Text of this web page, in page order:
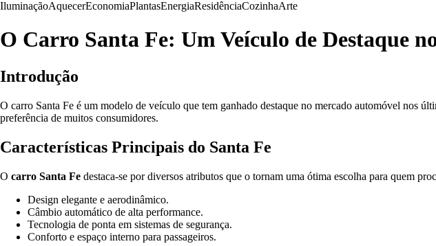
IluminaçãoAquecerEconomiaPlantasEnergiaResidênciaCozinhaArte
O Carro Santa Fe: Um Veículo de Destaque
Introdução
O carro Santa Fe é um modelo de veículo que tem ganhado destaque no mercado automóvel nos
preferência de muitos consumidores.
Características Principais do Santa Fe
O carro Santa Fe destaca-se por diversos atributos que o tornam uma ótima escolha para quem
Design elegante e aerodinâmico.
Câmbio automático de alta performance.
Tecnologia de ponta em sistemas de segurança.
Conforto e espaço interno para passageiros.